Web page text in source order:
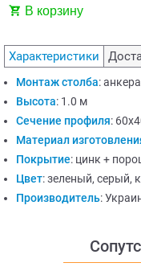
В корзину
Характеристики
Монтаж столба:
Высота: 1.0 м
Сечение профиля:
Материал
Покрытие: цинк +
Цвет:зеленый, серый,
Производитель: